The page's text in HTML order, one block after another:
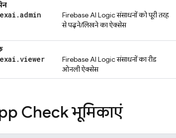
.admin Firebase AI Logicसंसाधनों को पूरी तरह
से पढ़ने/लिखने का ऐक्सेस
.viewer Firebase AI Logicसंसाधनों का रीड
ओनली ऐक्सेस
Checkभूमिकाएं